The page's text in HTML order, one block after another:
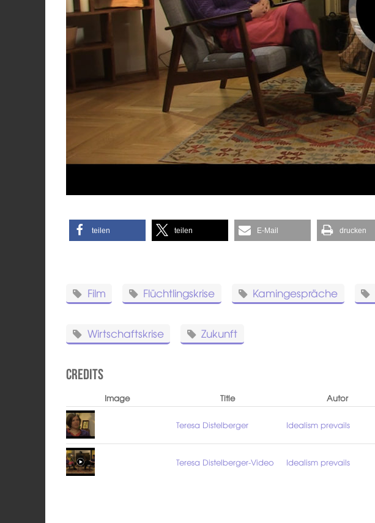
teilen teilen E-Mail drucken
Film Flüchtlingskrise Kamingespräche
Wirtschaftskrise Zukunft
Credits
Image Title Autor
Teresa Distelberger Idealism prevails
Teresa Distelberger-Video Idealism prevails